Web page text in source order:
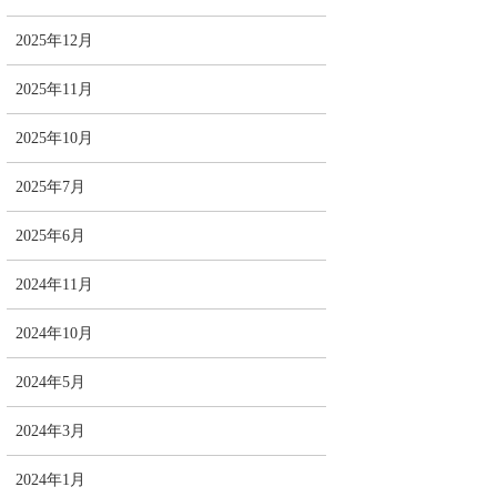
2025年12月
2025年11月
2025年10月
2025年7月
2025年6月
2024年11月
2024年10月
2024年5月
2024年3月
2024年1月